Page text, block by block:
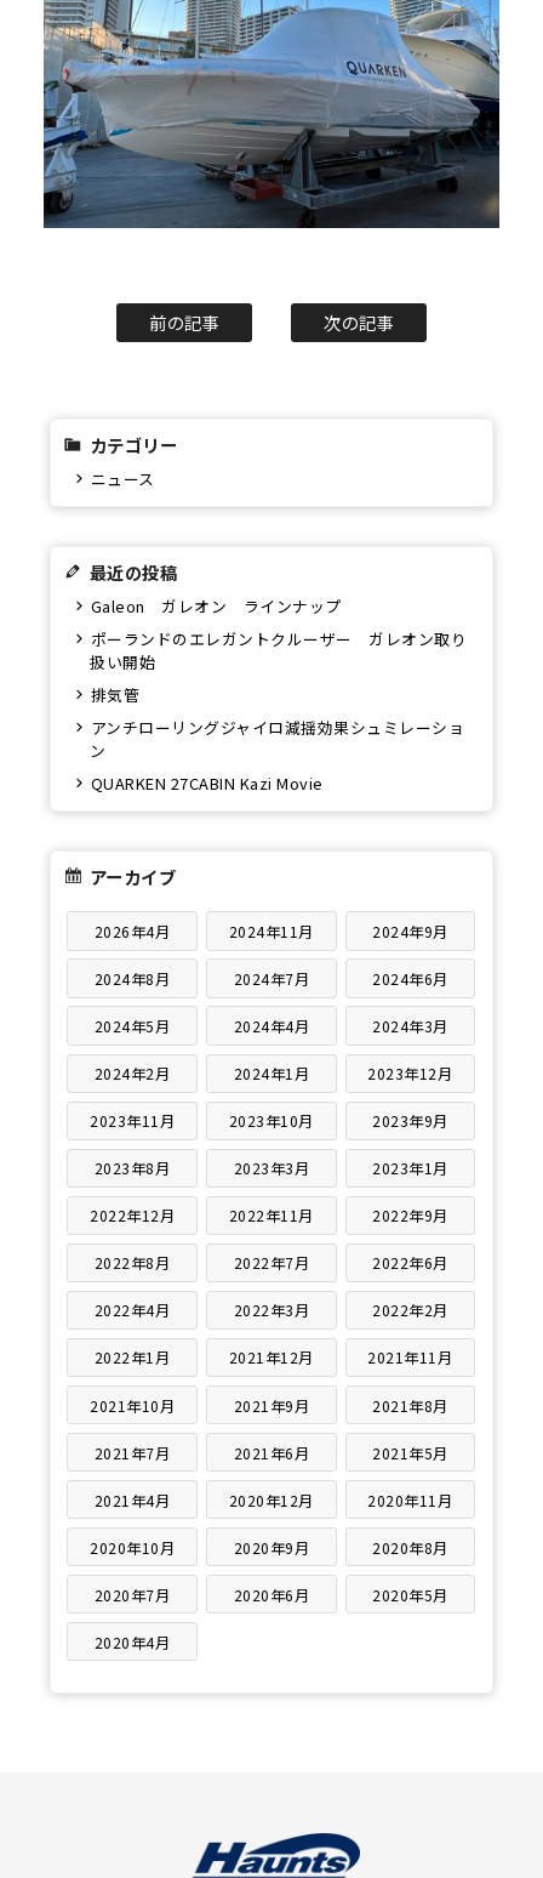
前の記事 次の記事
カテゴリー
ニュース
最近の投稿
Galeon ガレオン ラインナップ
ポーランドのエレガントクルーザー ガレオン取り
扱い開始
排気管
アンチローリングジャイロ減揺効果シュミレーショ
ン
QUARKEN 27CABIN Kazi Movie
アーカイブ
2026年4月 2024年11月 2024年9月
2024年8月 2024年7月 2024年6月
2024年5月 2024年4月 2024年3月
2024年2月 2024年1月 2023年12月
2023年11月 2023年10月 2023年9月
2023年8月 2023年3月 2023年1月
2022年12月 2022年11月 2022年9月
2022年8月 2022年7月 2022年6月
2022年4月 2022年3月 2022年2月
2022年1月 2021年12月 2021年11月
2021年10月 2021年9月 2021年8月
2021年7月 2021年6月 2021年5月
2021年4月 2020年12月 2020年11月
2020年10月 2020年9月 2020年8月
2020年7月 2020年6月 2020年5月
2020年4月